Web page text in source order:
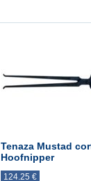
Tenaza Mustad
Hoofnipper
124.25 €